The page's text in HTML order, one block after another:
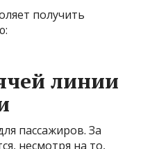
получить
линии
пассажиров. За
несмотря на то,